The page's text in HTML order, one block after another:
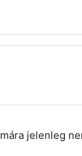
jelenleg